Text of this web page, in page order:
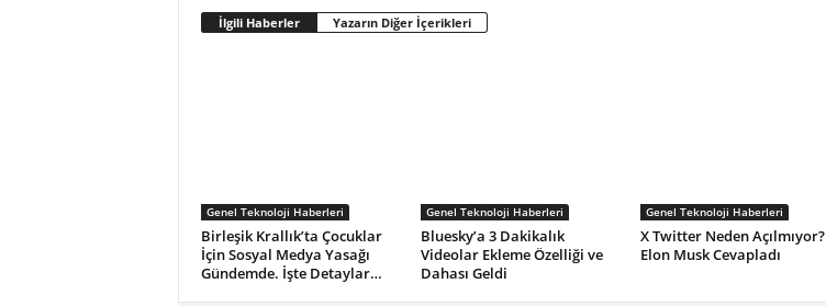
İlgili Haberler Yazarın Diğer İçerikleri
Genel Teknoloji Haberleri
Birleşik Krallık’ta Çocuklar
İçin Sosyal Medya Yasağı
Gündemde. İşte Detaylar…
Genel Teknoloji Haberleri
Bluesky’a 3 Dakikalık
Videolar Ekleme Özelliği ve
Dahası Geldi
Genel Teknoloji Haberleri
X Twitter Neden Açılmıyor?
Elon Musk Cevapladı